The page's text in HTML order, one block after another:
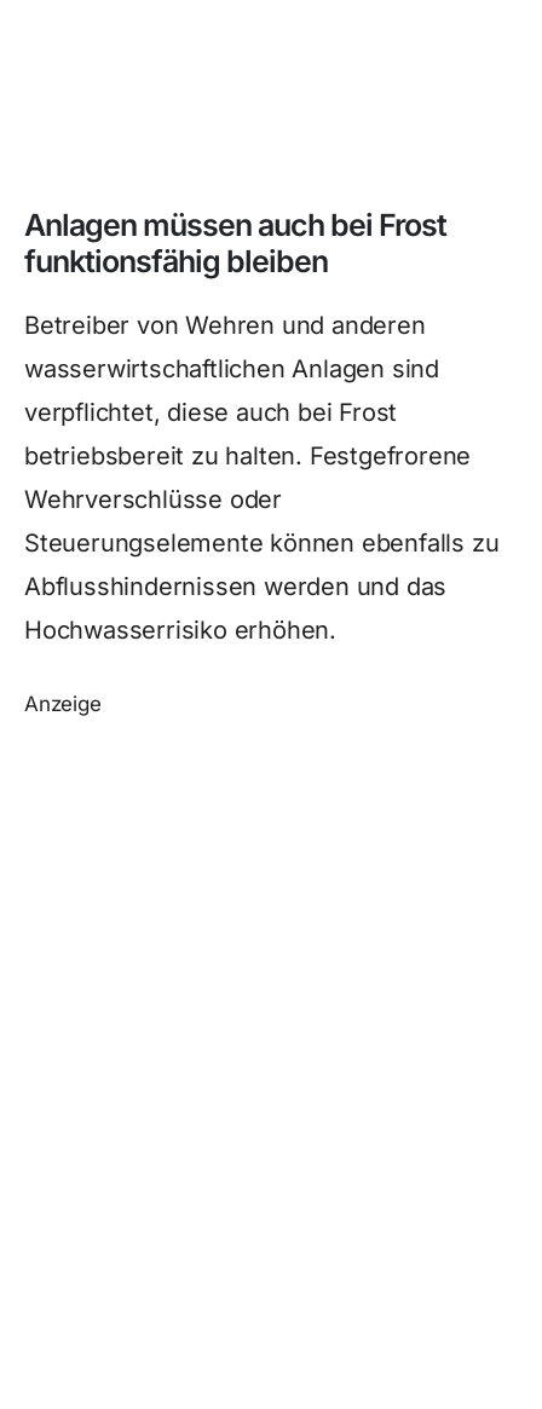
Anlagen müssen auch bei Frost
funktionsfähig bleiben
Betreiber von Wehren und anderen
wasserwirtschaftlichen Anlagen sind
verpflichtet, diese auch bei Frost
betriebsbereit zu halten. Festgefrorene
Wehrverschlüsse oder
Steuerungselemente können ebenfalls zu
Abflusshindernissen werden und das
Hochwasserrisiko erhöhen.
Anzeige